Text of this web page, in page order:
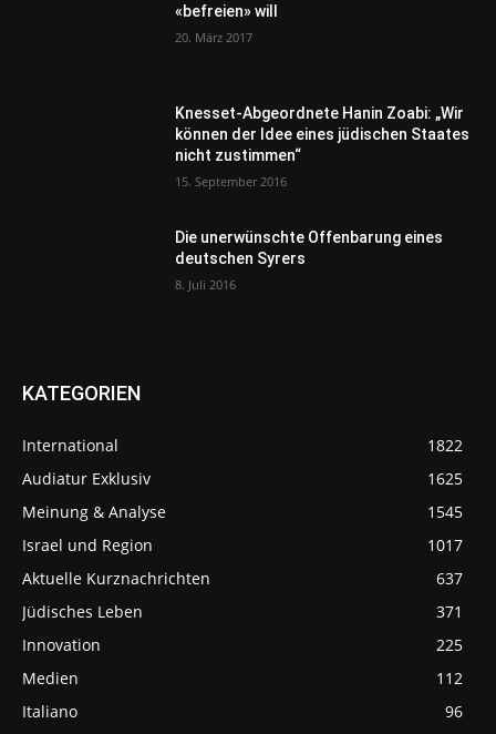
«befreien» will
20. März 2017
Knesset-Abgeordnete Hanin Zoabi: „Wir
können der Idee eines jüdischen Staates
nicht zustimmen“
15. September 2016
Die unerwünschte Offenbarung eines
deutschen Syrers
8. Juli 2016
KATEGORIEN
International
1822
Audiatur Exklusiv
1625
Meinung & Analyse
1545
Israel und Region
1017
Aktuelle Kurznachrichten
637
Jüdisches Leben
371
Innovation
225
Medien
112
Italiano
96